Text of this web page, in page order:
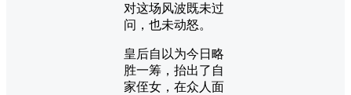
对这场风波既未过
问，也未动怒。
皇后自以为今日略
胜一筹，抬出了自
家侄女，在众人面